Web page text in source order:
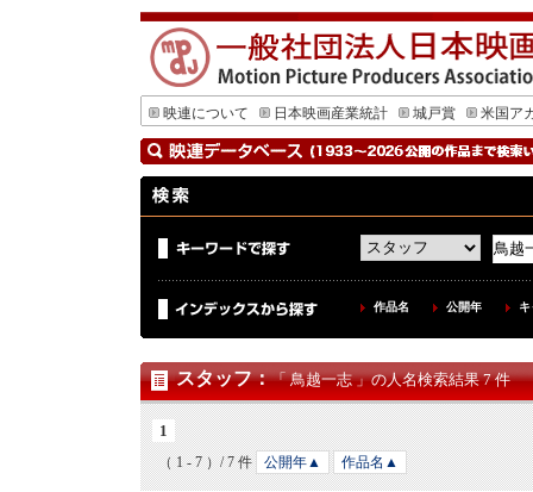
映連について 日本映画産業統計 城戸賞 米国ア
作品名 公開年
スタッフ：「 鳥越一志 」の人名検索結果 7 件
1
（ 1 - 7 ）/ 7 件 公開年▲ 作品名▲